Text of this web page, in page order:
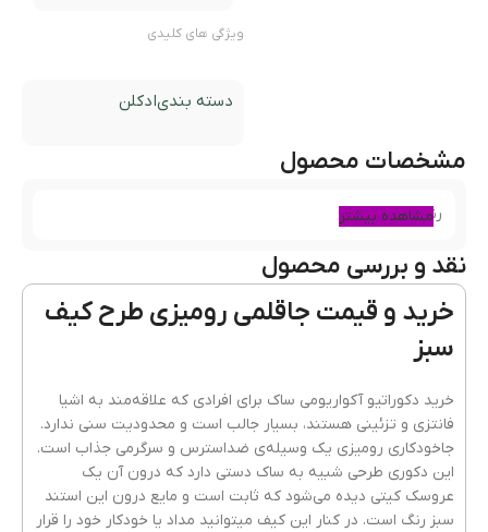
ویژگی های کلیدی
دسته بندیادکلن
مشخصات محصول
رنگسبز
مشاهده بیشتر
نقد و بررسی محصول
خرید و قیمت جاقلمی رومیزی طرح کیف
سبز
خرید دکوراتیو آکواریومی ساک برای افرادی که علاقه‌مند به اشیا
فانتزی و تزئینی هستند، بسیار جالب است و محدودیت سنی ندارد.
جاخودکاری رومیزی یک وسیله‌ی ضداسترس و سرگرمی جذاب است.
این دکوری طرحی شبیه به ساک دستی دارد که درون آن یک
عروسک کیتی دیده می‌شود که ثابت است و مایع درون این استند
سبز رنگ است. در کنار این کیف میتوانید مداد یا خودکار خود را قرار